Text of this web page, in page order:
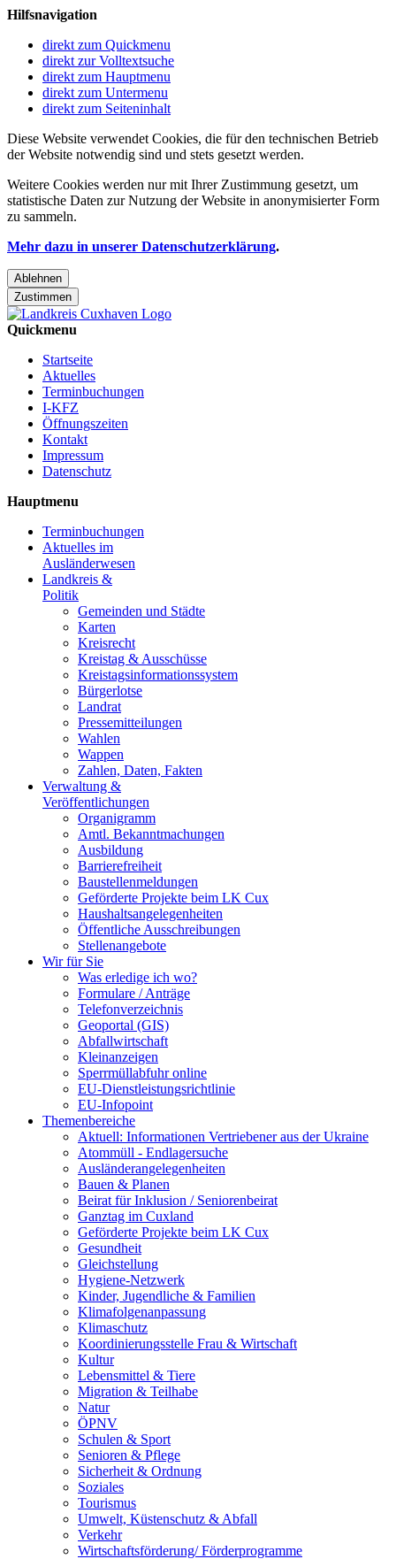
Hilfsnavigation
direkt zum Quickmenu
direkt zur Volltextsuche
direkt zum Hauptmenu
direkt zum Untermenu
direkt zum Seiteninhalt
Diese Website verwendet Cookies, die für den technischen Betrieb
der Website notwendig sind und stets gesetzt werden.
Weitere Cookies werden nur mit Ihrer Zustimmung gesetzt, um
statistische Daten zur Nutzung der Website in anonymisierter Form
zu sammeln.
Mehr dazu in unserer Datenschutzerklärung.
Ablehnen
Zustimmen
Quickmenu
Startseite
Aktuelles
Terminbuchungen
I-KFZ
Öffnungszeiten
Kontakt
Impressum
Datenschutz
Hauptmenu
Terminbuchungen
Aktuelles im
Ausländerwesen
Landkreis &
Politik
Gemeinden und Städte
Karten
Kreisrecht
Kreistag & Ausschüsse
Kreistagsinformationssystem
Bürgerlotse
Landrat
Pressemitteilungen
Wahlen
Wappen
Zahlen, Daten, Fakten
Verwaltung &
Veröffentlichungen
Organigramm
Amtl. Bekanntmachungen
Ausbildung
Barrierefreiheit
Baustellenmeldungen
Geförderte Projekte beim LK Cux
Haushaltsangelegenheiten
Öffentliche Ausschreibungen
Stellenangebote
Wir für Sie
Was erledige ich wo?
Formulare / Anträge
Telefonverzeichnis
Geoportal (GIS)
Abfallwirtschaft
Kleinanzeigen
Sperrmüllabfuhr online
EU-Dienstleistungsrichtlinie
EU-Infopoint
Themenbereiche
Aktuell: Informationen Vertriebener aus der Ukraine
Atommüll - Endlagersuche
Ausländerangelegenheiten
Bauen & Planen
Beirat für Inklusion / Seniorenbeirat
Ganztag im Cuxland
Geförderte Projekte beim LK Cux
Gesundheit
Gleichstellung
Hygiene-Netzwerk
Kinder, Jugendliche & Familien
Klimafolgenanpassung
Klimaschutz
Koordinierungsstelle Frau & Wirtschaft
Kultur
Lebensmittel & Tiere
Migration & Teilhabe
Natur
ÖPNV
Schulen & Sport
Senioren & Pflege
Sicherheit & Ordnung
Soziales
Tourismus
Umwelt, Küstenschutz & Abfall
Verkehr
Wirtschaftsförderung/ Förderprogramme